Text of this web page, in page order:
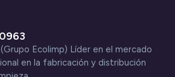
Ecolimp) Líder en el mercado
en la fabricación y distribución